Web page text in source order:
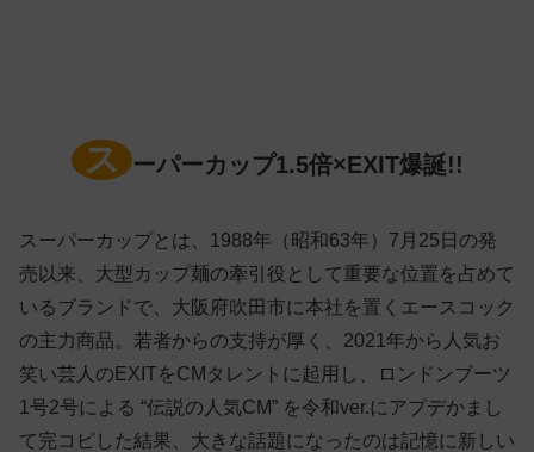
ス ーパーカップ1.5倍×EXIT爆誕!!
スーパーカップとは、1988年（昭和63年）7月25日の発
売以来、大型カップ麺の牽引役として重要な位置を占めて
いるブランドで、大阪府吹田市に本社を置くエースコック
の主力商品。若者からの支持が厚く、2021年から人気お
笑い芸人のEXITをCMタレントに起用し、ロンドンブーツ
1号2号による “伝説の人気CM” を令和ver.にアプデかまし
て完コピした結果、大きな話題になったのは記憶に新しい